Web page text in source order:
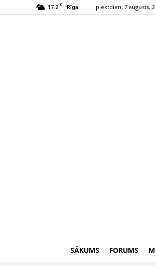
17.2 C Rīga piektdien, 7 augusts,
SĀKUMS FORUMS